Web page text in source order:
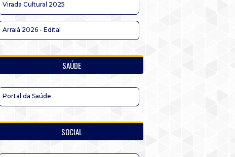
Virada Cultural 2025
Arraiá 2026 - Edital
SAÚDE
Portal da Saúde
SOCIAL